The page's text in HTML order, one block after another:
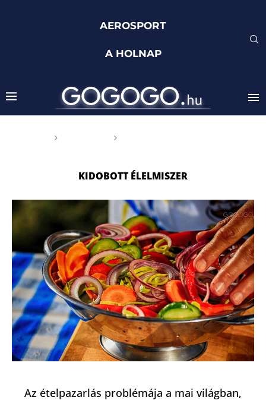
AEROSPORT
A HOLNAP
KIDOBOTT ÉLELMISZER
Az ételpazarlás problémája a mai világban,